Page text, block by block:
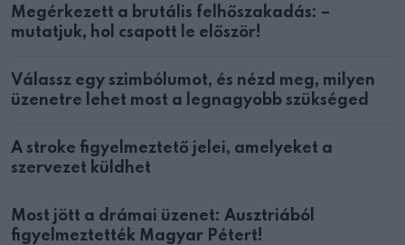
Megérkezett a brutális felhőszakadás: –
mutatjuk, hol csapott le először!
Válassz egy szimbólumot, és nézd meg, milyen
üzenetre lehet most a legnagyobb szükséged
A stroke figyelmeztető jelei, amelyeket a
szervezet küldhet
Most jött a drámai üzenet: Ausztriából
figyelmeztették Magyar Pétert!